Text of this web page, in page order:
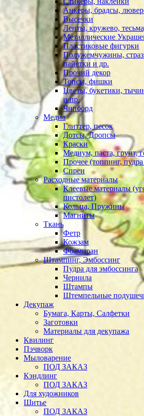
Анкеры, брадсы,
Высечки
Ленты, кружево,
Металлические
Пластиковые фигурки
Полужемчужины,
пайетки и др.
Прочий декор
Топсы, фишки
Цветы, букетики,
и пр.
Чипборд
Медиа
Глиттер, песок
Дотсы, Дропсы
Краски
Медиум, паста, грунт,
Прочее (топпинг,
Спреи
Расходные материалы
Клеевые материалы
пистолет)
Кольца, Пружины
Магниты
Ткань
Фетр
Кожзам
Фоамиран
Штампинг, Эмбоссинг
Пудра для эмбоссинга
Чернила
Штампы
Штемпельные
Декупаж
Бумага, Карты, Салфетки
Заготовки
Материалы для декупажа
Квилинг
Пэчворк
Мыловарение
ПОД ЗАКАЗ
Кэндлинг
ПОД ЗАКАЗ
Для художников
Шитье
ПОД ЗАКАЗ